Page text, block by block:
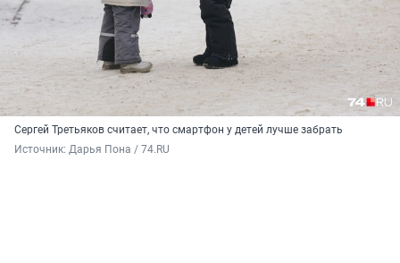
Сергей Третьяков считает, что смартфон у детей лучше забрать
Источник: Дарья Пона / 74.RU